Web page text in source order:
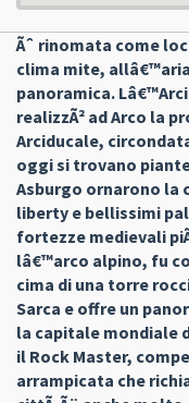
Ãˆ rinomata come
clima mite,
panoramica.
realizzÃ² ad Arco la
Arciducale,
oggi si trovano
Asburgo ornarono la
liberty e bellissimi
fortezze medievali
lâ€™arco alpino, fu
cima di una torre
Sarca e offre un
la capitale mondiale
il Rock Master,
arrampicata che